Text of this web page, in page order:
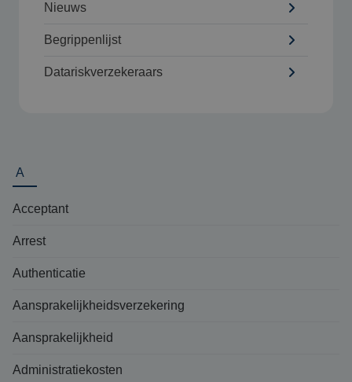
Nieuws
Begrippenlijst
Datarisk­verzekeraars
A
Acceptant
Arrest
Authenticatie
Aansprakelijkheidsverzekering
Aansprakelijkheid
Administratiekosten